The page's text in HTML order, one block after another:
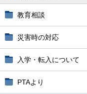
教育相談
災害時の対応
入学・転入について
PTAより